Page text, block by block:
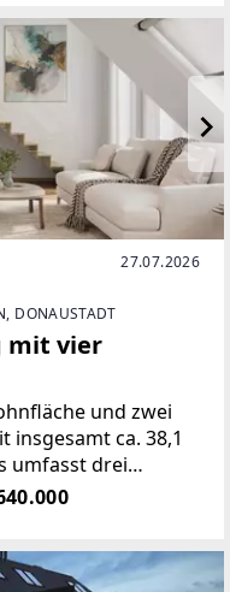
27.07.2026
DONAUSTADT
mit vier
und zwei
insgesamt ca. 38,1
umfasst drei
Wohnküche mit